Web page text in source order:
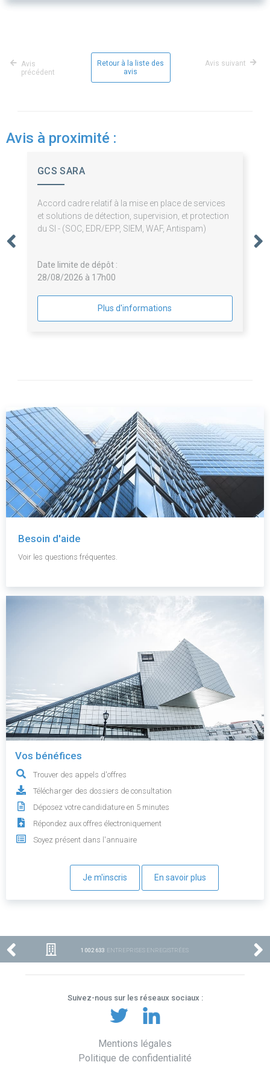
Avis
précédent
Retour à la liste des
avis
Avis suivant
Avis à proximité :
GCS SARA
Accord cadre relatif à la mise en place de services
et solutions de détection, supervision, et protection
du SI - (SOC, EDR/EPP, SIEM, WAF, Antispam)
Date limite de dépôt :
28/08/2026 à 17h00
Plus d'informations
Besoin d'aide
Voir les questions fréquentes.
Vos bénéfices
Trouver des appels d'offres
Télécharger des dossiers de consultation
Déposez votre candidature en 5 minutes
Répondez aux offres électroniquement
Soyez présent dans l'annuaire
Je m'inscris En savoir plus
1 002 633 ENTREPRISES ENREGISTRÉES
Suivez-nous sur les réseaux sociaux :
Mentions légales
Politique de confidentialité